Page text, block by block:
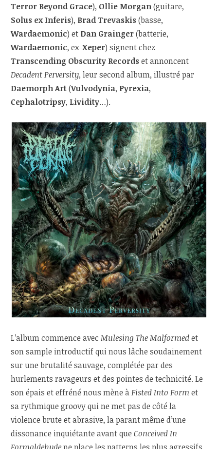
Terror Beyond Grace), Ollie Morgan(guitare,
Solus ex Inferis), Brad Trevaskis(basse,
Wardaemonic) et Dan Grainger(batterie,
Wardaemonic, ex-Xeper) signent chez
Transcending Obscurity Recordset annoncent
Decadent Perversity, leur second album, illustré par
Daemorph Art(Vulvodynia, Pyrexia,
Cephalotripsy, Lividity…).
L’album commence avecMulesing The Malformedet
son sample introductif qui nous lâche soudainement
sur une brutalité sauvage, complétée par des
hurlements ravageurs et des pointes de technicité. Le
son épais et effréné nous mène àFisted Into Form et
sa rythmique groovy qui ne met pas de côté la
violence brute et abrasive, la parant même d’une
dissonance inquiétante avant queConceived In